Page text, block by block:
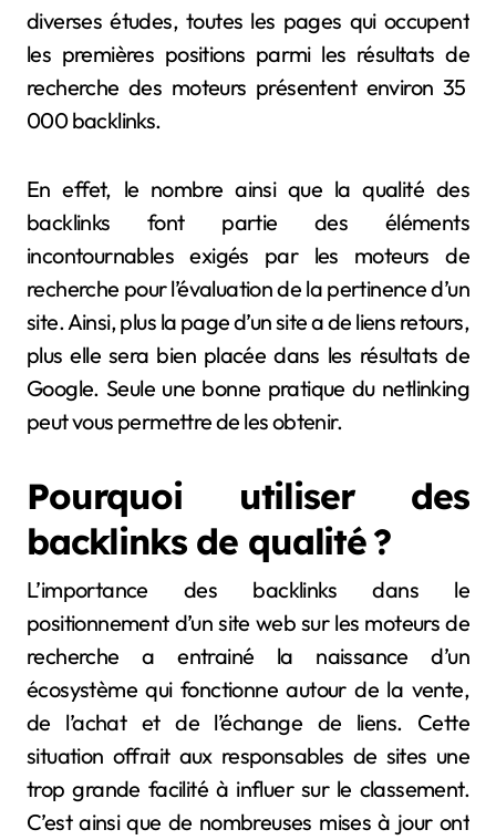
diverses études, toutes les pages qui occupent
les premières positions parmi les résultats de
recherche des moteurs présentent environ 35
000 backlinks.
En effet, le nombre ainsi que la qualité des
backlinks font partie des éléments
incontournables exigés par les moteurs de
recherche pour l’évaluation de la pertinence d’un
site. Ainsi, plus la page d’un site a de liens retours,
plus elle sera bien placée dans les résultats de
Google. Seule une bonne pratique du netlinking
peut vous permettre de les obtenir.
Pourquoi utiliser des
backlinks de qualité ?
L’importance des backlinks dans le
positionnement d’un site web sur les moteurs de
recherche a entrainé la naissance d’un
écosystème qui fonctionne autour de la vente,
de l’achat et de l’échange de liens. Cette
situation offrait aux responsables de sites une
trop grande facilité à influer sur le classement.
C’est ainsi que de nombreuses mises à jour ont